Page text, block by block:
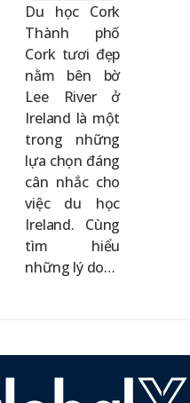
Du học Cork
Thành phố
Cork tươi đẹp
nằm bên bờ
Lee River ở
Ireland là một
trong những
lựa chọn đáng
cân nhắc cho
việc du học
Ireland. Cùng
tìm hiểu
những lý do…